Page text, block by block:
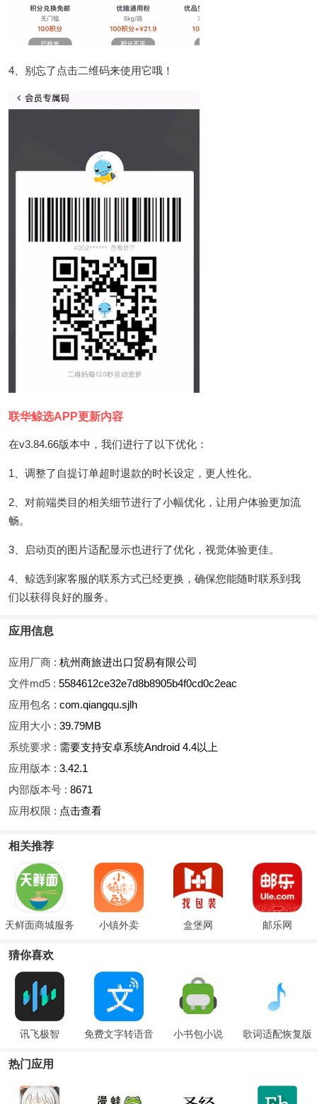
4、别忘了点击二维码来使用它哦！
联华鲸选APP更新内容
在v3.84.66版本中，我们进行了以下优化：
1、调整了自提订单超时退款的时长设定，更人性化。
2、对前端类目的相关细节进行了小幅优化，让用户体验更加流
畅。
3、启动页的图片适配显示也进行了优化，视觉体验更佳。
4、鲸选到家客服的联系方式已经更换，确保您能随时联系到我
们以获得良好的服务。
应用信息
应用厂商 : 杭州商旅进出口贸易有限公司
文件md5 : 5584612ce32e7d8b8905b4f0cd0c2eac
应用包名 : com.qiangqu.sjlh
应用大小 : 39.79MB
系统要求 : 需要支持安卓系统Android 4.4以上
应用版本 : 3.42.1
内部版本号 : 8671
应用权限 : 点击查看
相关推荐
天鲜面商城服务
小镇外卖 盒堡网 邮乐网
猜你喜欢
讯飞极智
免费文字转语音
小书包小说 歌词适配恢复版
热门应用